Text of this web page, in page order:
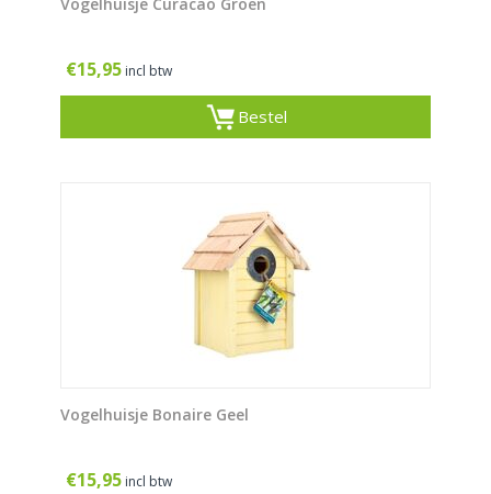
Vogelhuisje Curacao Groen
€15,95 incl btw
Bestel
Vogelhuisje Bonaire Geel
€15,95 incl btw